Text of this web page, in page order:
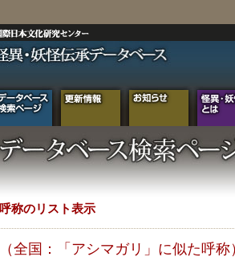
呼称のリスト表示
（全国：「アシマガリ」に似た呼称